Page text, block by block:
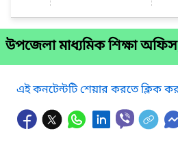
উপজেলা মাধ্যমিক শিক্ষা
এই কনটেন্টটি শেয়ার করতে ক্লিক